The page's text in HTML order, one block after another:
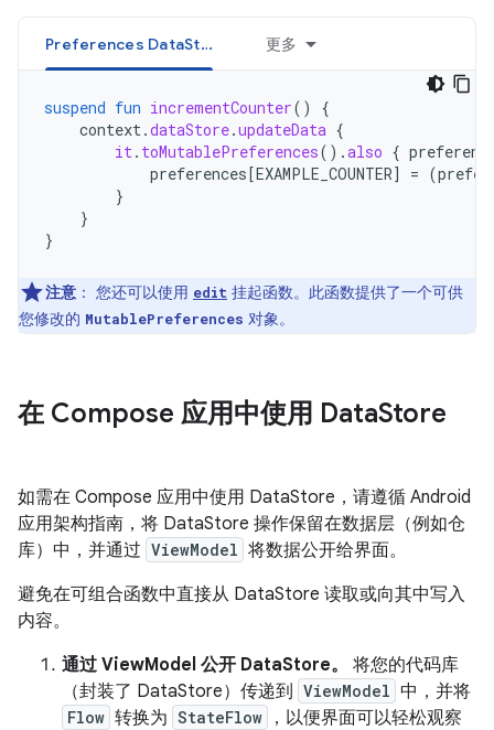
Preferences DataStore 更多
suspend fun incrementCounter()
{
context.dataStore.updateData {
it. toMutablePreferences().also {
preferences[EXAMPLE_COUNTER] = (
}
}
}
注意 ： 您还可以使用 edit 挂起函数。此函数提供了一个可供
您修改的 MutablePreferences 对象。
在 Compose 应用中使用 DataStore
如需在 Compose 应用中使用 DataStore，请遵循 Android
应用架构指南，将 DataStore 操作保留在数据层（例如仓
库）中，并通过 ViewModel 将数据公开给界面。
避免在可组合函数中直接从 DataStore 读取或向其中写入
内容。
通过 ViewModel 公开 DataStore。
将您的代码库
（封装了 DataStore）传递到 ViewModel 中，并将
Flow 转换为 StateFlow
，以便界面可以轻松观察